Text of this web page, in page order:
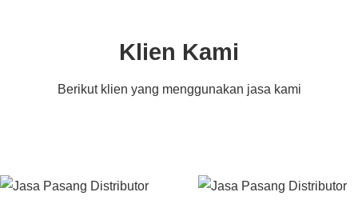
Klien Kami
Berikut klien yang menggunakan jasa kami